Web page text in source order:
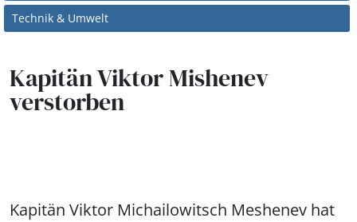
Technik & Umwelt
Kapitän Viktor Mishenev
verstorben
Kapitän Viktor Michailowitsch Meshenev hat